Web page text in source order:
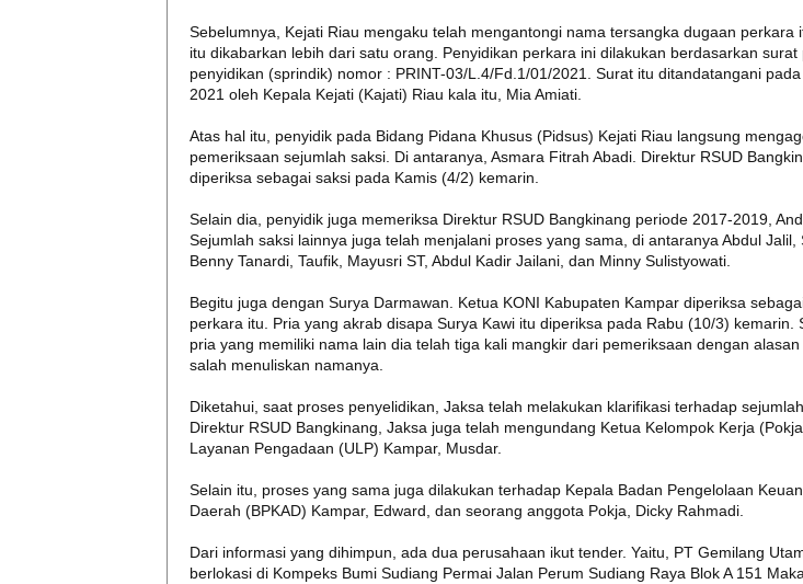
Sebelumnya, Kejati Riau mengaku telah mengantongi nama tersangka dugaan perkara
itu dikabarkan lebih dari satu orang. Penyidikan perkara ini dilakukan berdasarkan surat
penyidikan (sprindik) nomor : PRINT-03/L.4/Fd.1/01/2021. Surat itu ditandatangani
2021 oleh Kepala Kejati (Kajati) Riau kala itu, Mia Amiati.
Atas hal itu, penyidik pada Bidang Pidana Khusus (Pidsus) Kejati Riau langsung
pemeriksaan sejumlah saksi. Di antaranya, Asmara Fitrah Abadi. Direktur RSUD
diperiksa sebagai saksi pada Kamis (4/2) kemarin.
Selain dia, penyidik juga memeriksa Direktur RSUD Bangkinang periode 2017-2019,
Sejumlah saksi lainnya juga telah menjalani proses yang sama, di antaranya Abdul Jalil,
Benny Tanardi, Taufik, Mayusri ST, Abdul Kadir Jailani, dan Minny Sulistyowati.
Begitu juga dengan Surya Darmawan. Ketua KONI Kabupaten Kampar diperiksa
perkara itu. Pria yang akrab disapa Surya Kawi itu diperiksa pada Rabu (10/3) kemarin.
pria yang memiliki nama lain dia telah tiga kali mangkir dari pemeriksaan dengan
salah menuliskan namanya.
Diketahui, saat proses penyelidikan, Jaksa telah melakukan klarifikasi terhadap
Direktur RSUD Bangkinang, Jaksa juga telah mengundang Ketua Kelompok Kerja
Layanan Pengadaan (ULP) Kampar, Musdar.
Selain itu, proses yang sama juga dilakukan terhadap Kepala Badan Pengelolaan
Daerah (BPKAD) Kampar, Edward, dan seorang anggota Pokja, Dicky Rahmadi.
Dari informasi yang dihimpun, ada dua perusahaan ikut tender. Yaitu, PT Gemilang
berlokasi di Kompeks Bumi Sudiang Permai Jalan Perum Sudiang Raya Blok A 151